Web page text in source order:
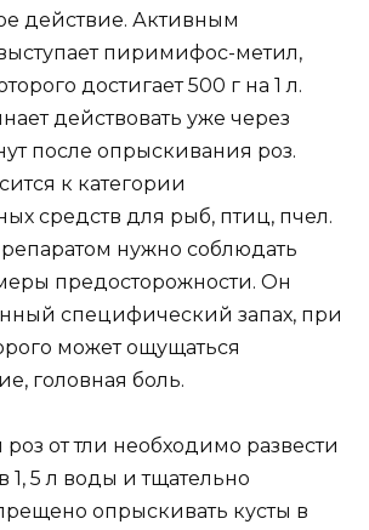
действие. Активным
пиримифос-метил,
достигает 500 г на 1 л.
действовать уже через
после опрыскивания роз.
к категории
средств для рыб, птиц, пчел.
нужно соблюдать
предосторожности. Он
специфический запах, при
может ощущаться
головная боль.
от тли необходимо развести
1, 5 л воды и тщательно
опрыскивать кусты в